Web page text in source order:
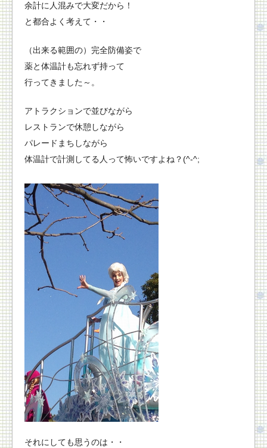
余計に人混みで大変だから！
と都合よく考えて・・
（出来る範囲の）完全防備姿で
薬と体温計も忘れず持って
行ってきました～。
アトラクションで並びながら
レストランで休憩しながら
パレードまちしながら
体温計で計測してる人って怖いですよね？(^-^;
それにしても思うのは・・